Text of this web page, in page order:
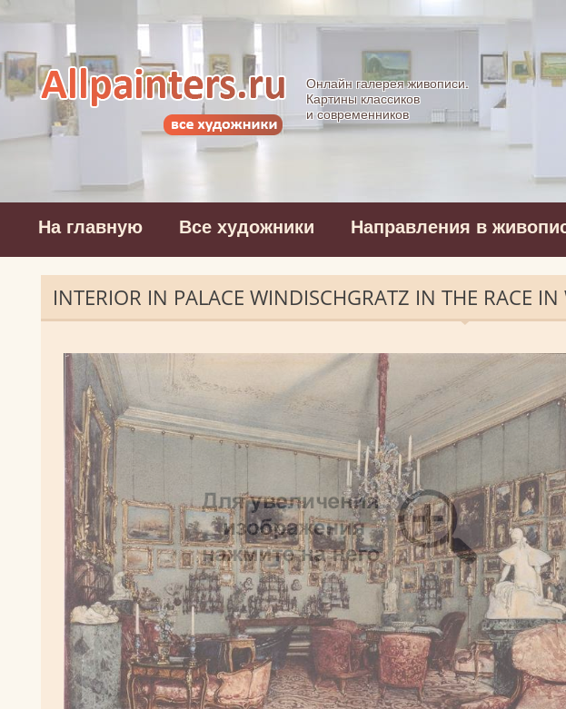
Allpainters.ru - картинная галерея
Онлайн галерея живописи.
Картины классиков
и современников
На главную Все художники Направления в
INTERIOR IN PALACE WINDISCHGRATZ IN THE